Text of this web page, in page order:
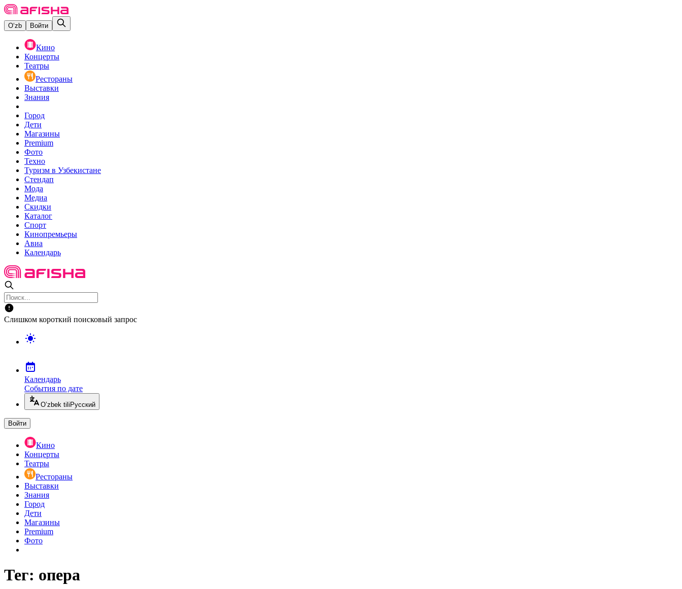
O‘zb Войти
Кино
Концерты
Театры
Рестораны
Выставки
Знания
Город
Дети
Магазины
Premium
Фото
Техно
Туризм в Узбекистане
Стендап
Мода
Медиа
Скидки
Каталог
Спорт
Кинопремьеры
Авиа
Календарь
Слишком короткий поисковый запрос
Календарь
События по дате
O’zbek tili Русский
Войти
Кино
Концерты
Театры
Рестораны
Выставки
Знания
Город
Дети
Магазины
Premium
Фото
Тег: опера